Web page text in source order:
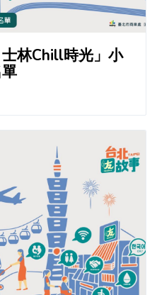
士林Chill時光」小